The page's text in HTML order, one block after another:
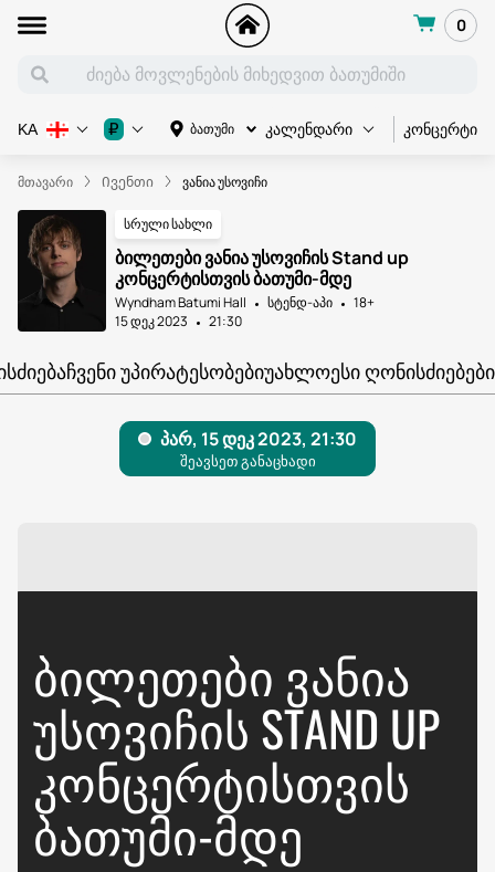
0
ბათუმი კალენდარი კონცერტი
KA ₽
მთავარი Ივენთი ვანია უსოვიჩი
სრული სახლი
ბილეთები ვანია უსოვიჩის Stand up
კონცერტისთვის ბათუმი-მდე
Wyndham Batumi Hall სტენდ-აპი
18+
15 დეკ 2023
21:30
ᲩᲕᲔᲜᲘ ᲣᲞᲘᲠᲐᲢᲔᲡᲝᲑᲔᲑᲘᲣᲐᲮᲚᲝᲔᲡᲘ ᲦᲝᲜᲘᲡᲫᲘᲔᲑᲔᲑᲘ
ᲑᲘᲚᲔᲗᲔᲑᲘ ᲕᲐᲜᲘᲐ
ᲣᲡᲝᲕᲘᲩᲘᲡ STAND UP
ᲙᲝᲜᲪᲔᲠᲢᲘᲡᲗᲕᲘᲡ
ᲑᲐᲗᲣᲛᲘ-ᲛᲓᲔ